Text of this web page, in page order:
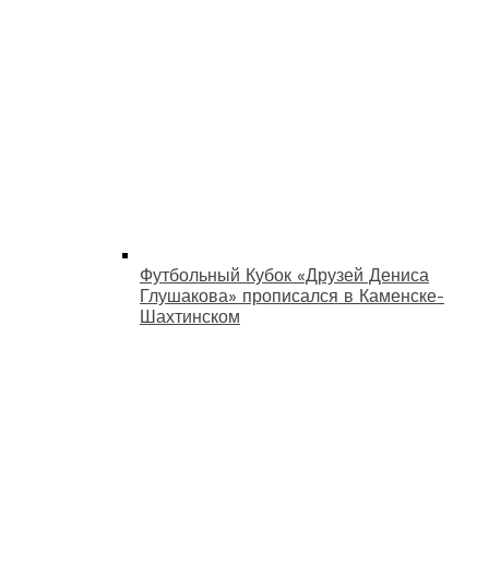
Футбольный Кубок «Друзей Дениса
Глушакова» прописался в Каменске-
Шахтинском